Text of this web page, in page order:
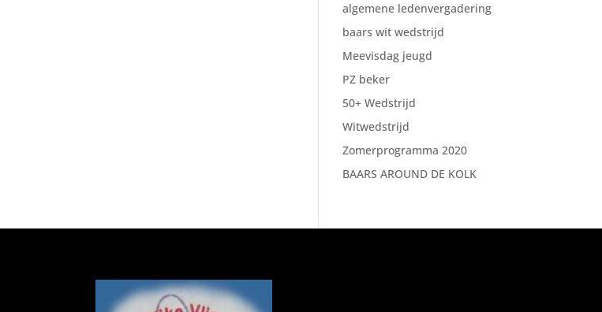
algemene ledenvergadering
baars wit wedstrijd
Meevisdag jeugd
PZ beker
50+ Wedstrijd
Witwedstrijd
Zomerprogramma 2020
BAARS AROUND DE KOLK